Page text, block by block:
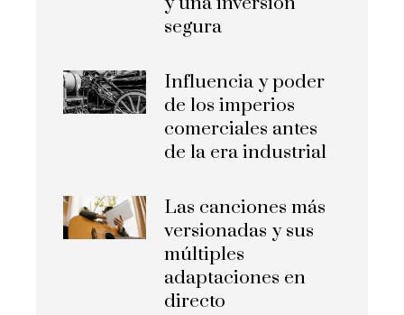
segura
Influencia y poder
de los imperios
comerciales antes
de la era industrial
Las canciones más
versionadas y sus
múltiples
adaptaciones en
directo